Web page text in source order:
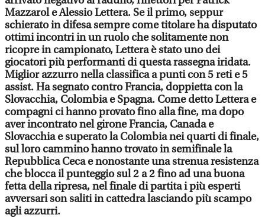
Mazzarol e Alessio Lettera. Se il primo, seppur
schierato in difesa sempre come titolare ha disputato
ottimi incontri in un ruolo che solitamente non
ricopre in campionato, Lettera è stato uno dei
giocatori più performanti di questa rassegna iridata.
Miglior azzurro nella classifica a punti con 5 reti e 5
assist. Ha segnato contro Francia, doppietta con la
Slovacchia, Colombia e Spagna. Come detto Lettera e
compagni ci hanno provato fino alla fine, ma dopo
aver incontrato nel girone Francia, Canada e
Slovacchia e superato la Colombia nei quarti di finale,
sul loro cammino hanno trovato in semifinale la
Repubblica Ceca e nonostante una strenua resistenza
che blocca il punteggio sul 2 a 2 fino ad una buona
fetta della ripresa, nel finale di partita i più esperti
avversari son saliti in cattedra lasciando più scampo
agli azzurri.